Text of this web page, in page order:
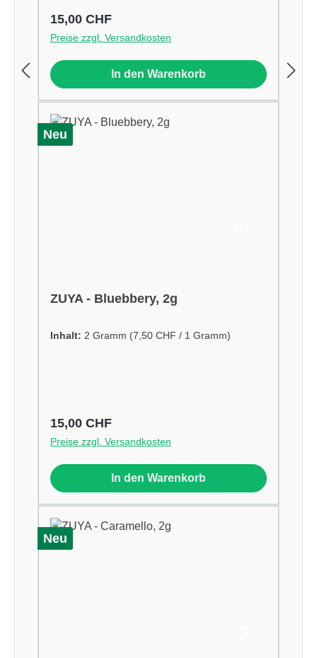
Regulärer Preis:
15,00 CHF
Preise zzgl. Versandkosten
In den Warenkorb
Neu
ZUYA - Bluebbery, 2g
Inhalt: 2 Gramm (7,50 CHF / 1 Gramm)
Regulärer Preis:
15,00 CHF
Preise zzgl. Versandkosten
In den Warenkorb
Neu